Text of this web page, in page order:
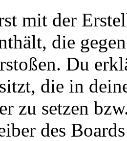
mit der
die
Du
die in
zu setzen
des